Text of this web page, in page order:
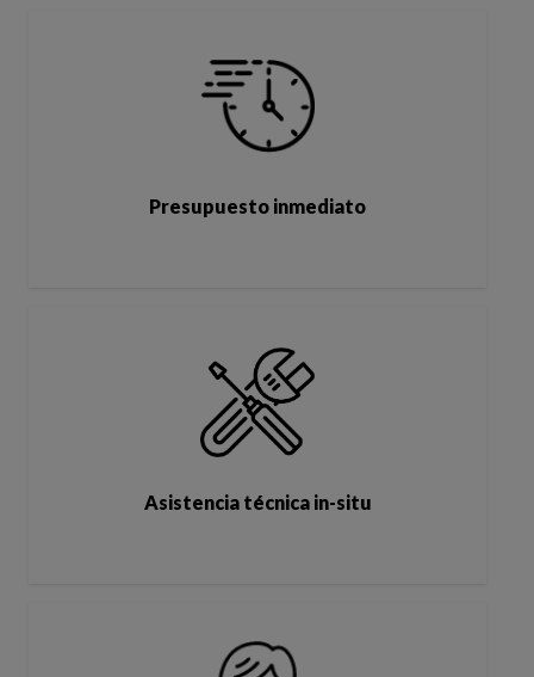
Presupuesto inmediato
Asistencia técnica in-situ